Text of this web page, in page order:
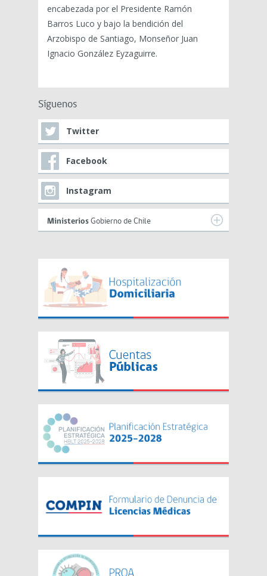
encabezada por el Presidente Ramón
Barros Luco y bajo la bendición del
Arzobispo de Santiago, Monseñor Juan
Ignacio González Eyzaguirre.
Síguenos
Twitter
Facebook
Instagram
Ministerios Gobierno de Chile